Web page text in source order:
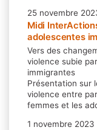
25 novembre
Midi
adolescentes
Vers des
violence subie
immigrantes
Présentation sur
violence entre
femmes et les
1 novembre 2023